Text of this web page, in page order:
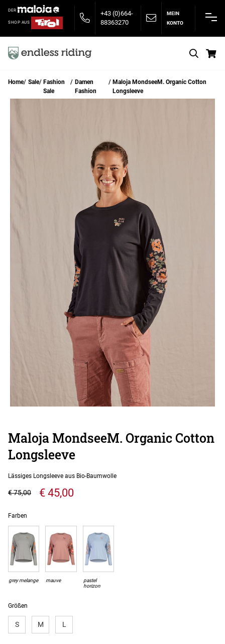
DER
SHOP AUS
+43 (0)664-
88363270
MEIN
KONTO
Home Sale
Fashion
Sale
Damen
Fashion
Maloja MondseeM. Organic Cotton
Longsleeve
Maloja MondseeM. Organic Cotton
Longsleeve
Lässiges Longsleeve aus Bio-Baumwolle
€ 45,00
€ 75,00
Größen
S M L
Farben
grey melange mauve
pastel
horizon